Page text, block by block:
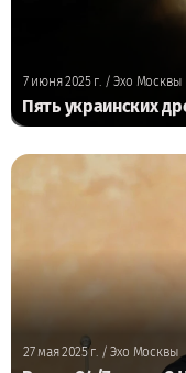
7 июня 2025 г./ Эхо Москвы
Пять украинских
27 мая 2025 г. / Эхо Москвы